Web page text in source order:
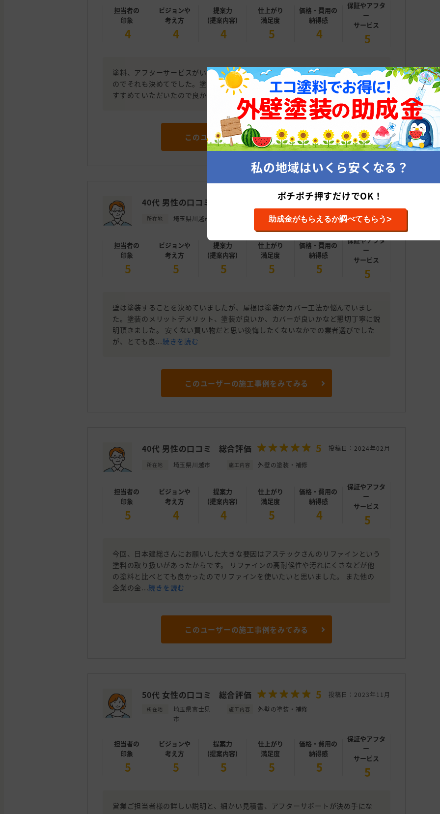
担当者の
印象
4
ビジョンや
考え方
4
提案力
(提案内容)
4
仕上がり
満足度
5
価格・費用の
納得感
4
保証やアフタ
ー
サービス
5
塗料、アフターサービスがいいと思い決めました。ドローンで点検をしてもらえる
のでそれも決めてでした。塗料は、特に良いと思います。汚れが付きにくい塗料を
すすめていただいたので良かったと思います。
このユーザーの施工事例をみてみる
40代 男性の口コミ 5 投稿日：2024年07月
所在地 埼玉県川越市 外壁の塗装・補修
担当者の
印象
5
ビジョンや
考え方
5
提案力
(提案内容)
5
仕上がり
満足度
5
価格・費用の
納得感
5
保証やアフタ
ー
サービス
5
壁は塗装することを決めていましたが、屋根は塗装かカバー工法か悩んでいまし
た。塗装のメリットデメリット、塗装が良いか、カバーが良いかなど懇切丁寧に説
明頂きました。 安くない買い物だと思い後悔したくないなかでの業者選びでした
が、とても良...続きを読む
このユーザーの施工事例をみてみる
40代 男性の口コミ 総合評価 5 投稿日：2024年02月
所在地 埼玉県川越市 施工内容 外壁の塗装・補修
担当者の
印象
5
ビジョンや
考え方
4
提案力
(提案内容)
4
仕上がり
満足度
5
価格・費用の
納得感
4
保証やアフタ
ー
サービス
5
今回、日本建総さんにお願いした大きな要因はアステックさんのリファインという
塗料の取り扱いがあったからです。 リファインの高耐候性や汚れにくさなどが他
の塗料と比べとても良かったのでリファインを使いたいと思いました。 また他の
企業の金...続きを読む
このユーザーの施工事例をみてみる
50代 女性の口コミ 総合評価 5 投稿日：2023年11月
所在地
埼玉県富士見
市
施工内容 外壁の塗装・補修
担当者の
印象
5
ビジョンや
考え方
5
提案力
(提案内容)
5
仕上がり
満足度
5
価格・費用の
納得感
5
保証やアフタ
ー
サービス
5
営業ご担当者様の詳しい説明と、細かい見積書、アフターサポートが決め手にな
私の地域はいくら安くなる？
ポチポチ押すだけでOK！
助成金がもらえるか調べてもらう>